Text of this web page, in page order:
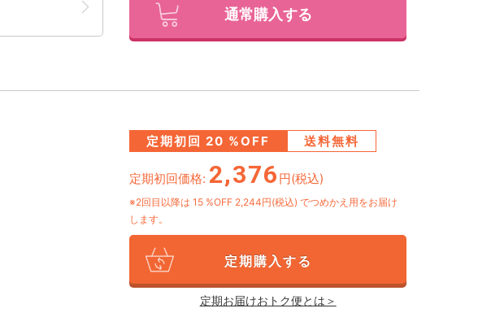
通常購入する
定期初回 20 %OFF 送料無料
定期初回価格: 2,376 円(税込)
※2回目以降は 15 %OFF 2,244円(税込)でつめかえ用をお届け
します。
定期購入する
定期お届けおトク便とは＞